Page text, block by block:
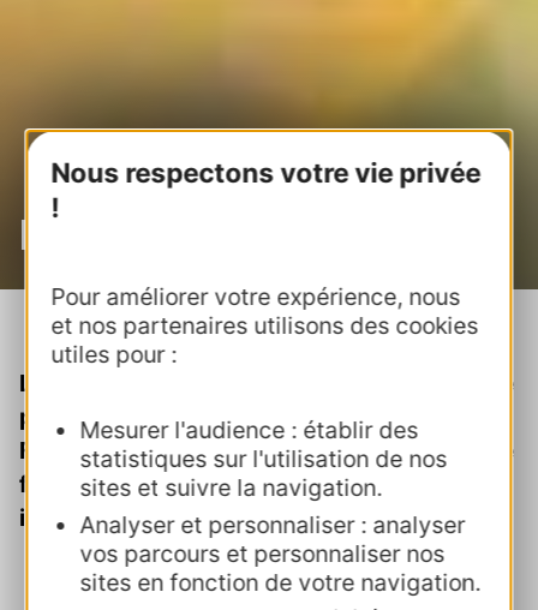
Nous respectons votre vie privée
!
Pour améliorer votre expérience, nous
et nos partenaires utilisons des cookies
utiles pour :
Mesurer l'audience : établir des
statistiques sur l'utilisation de nos
sites et suivre la navigation.
Analyser et personnaliser : analyser
vos parcours et personnaliser nos
sites en fonction de votre navigation.
Notre organisation
Accueil>Notre organisation
Le CRTL est mandaté par la Région Occitanie
pour animer la démarche Villes et Villages
Fleuris. Découvrez dans cette rubrique notre
fonctionnement et les valeurs que nous
insufflons à travers cette démarche.